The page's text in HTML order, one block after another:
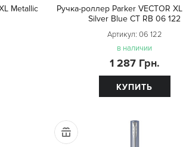
Metallic
Ручка-роллер Parker VECTOR
Silver Blue CT RB 06 122
Артикул: 06 122
в наличии
1 287 Грн.
КУПИТЬ